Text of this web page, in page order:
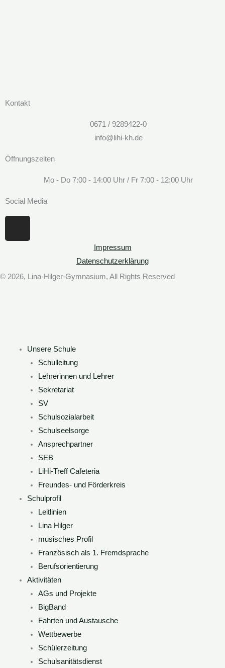
Kontakt
0671 / 9289422-0
info@lihi-kh.de
Öffnungszeiten
Mo - Do 7:00 - 14:00 Uhr / Fr 7:00 - 12:00 Uhr
Social Media
a
Impressum
Datenschutzerklärung
© 2026, Lina-Hilger-Gymnasium, All Rights Reserved
Unsere Schule
Schulleitung
Lehrerinnen und Lehrer
Sekretariat
SV
Schulsozialarbeit
Schulseelsorge
Ansprechpartner
SEB
LiHi-Treff Cafeteria
Freundes- und Förderkreis
Schulprofil
Leitlinien
Lina Hilger
musisches Profil
Französisch als 1. Fremdsprache
Berufsorientierung
Aktivitäten
AGs und Projekte
BigBand
Fahrten und Austausche
Wettbewerbe
Schülerzeitung
Schulsanitätsdienst